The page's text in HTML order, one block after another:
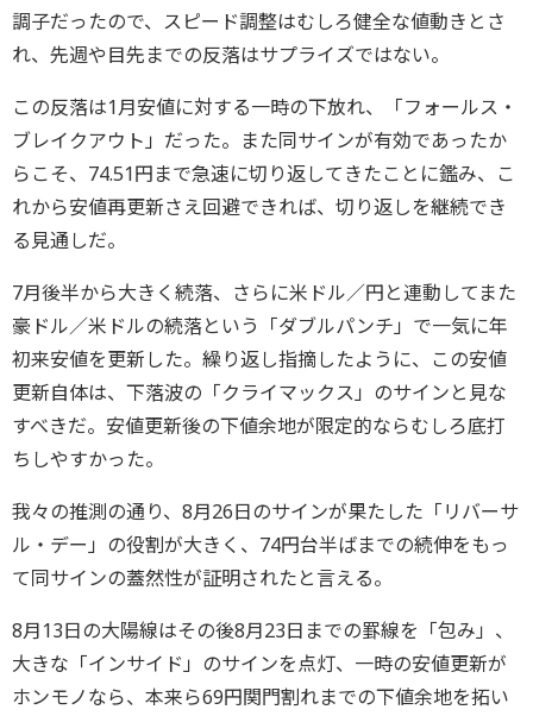
調子だったので、スピード調整はむしろ健全な値動きとさ
れ、先週や目先までの反落はサプライズではない。
この反落は1月安値に対する一時の下放れ、「フォールス・
ブレイクアウト」だった。また同サインが有効であったか
らこそ、74.51円まで急速に切り返してきたことに鑑み、こ
れから安値再更新さえ回避できれば、切り返しを継続でき
る見通しだ。
7月後半から大きく続落、さらに米ドル／円と連動してまた
豪ドル／米ドルの続落という「ダブルパンチ」で一気に年
初来安値を更新した。繰り返し指摘したように、この安値
更新自体は、下落波の「クライマックス」のサインと見な
すべきだ。安値更新後の下値余地が限定的ならむしろ底打
ちしやすかった。
我々の推測の通り、8月26日のサインが果たした「リバーサ
ル・デー」の役割が大きく、74円台半ばまでの続伸をもっ
て同サインの蓋然性が証明されたと言える。
8月13日の大陽線はその後8月23日までの罫線を「包み」、
大きな「インサイド」のサインを点灯、一時の安値更新が
ホンモノなら、本来ら69円関門割れまでの下値余地を拓い